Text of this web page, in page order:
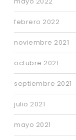
febrero 2022
noviembre 2021
octubre 2021
septiembre 2021
julio 2021
mayo 2021